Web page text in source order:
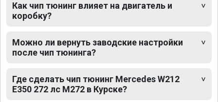
Как чип тюнинг влияет на двигатель и
коробку?
Можно ли вернуть заводские настройки
после чип тюнинга?
Где сделать чип тюнинг Mercedes W212
E350 272 лс M272 в Курске?